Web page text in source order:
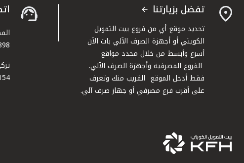
تفضل بزيارتنا
تحديد موقع أي من فروع بيت التمويل
الكويتي أو أجهزة الصرف الآلي بات الآن
أسرع وأبسط من خلال محدد مواقع
الفروع المصرفية وأجهزة الصرف الآلي.
فقط أدخل الموقع القريب منك وتعرف
على أقرب فرع مصرفي أو جهاز صرف آلي.
اتصل